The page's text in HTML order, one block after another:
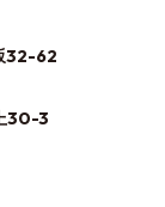
32-62
30-3